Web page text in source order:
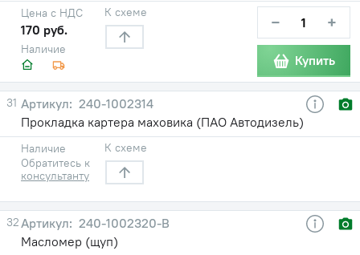
Наличие
Цена с НДС
170 руб.
К схеме − +
Купить
31
240-1002314
Прокладка картера маховика (ПАО Автодизель)
Наличие
Обратитесь к
консультанту
К схеме
32
240-1002320-В
Масломер (щуп)